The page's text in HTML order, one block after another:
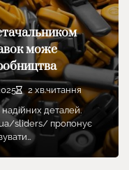
може
2 хв.читання
деталей.
sliders/ пропонує